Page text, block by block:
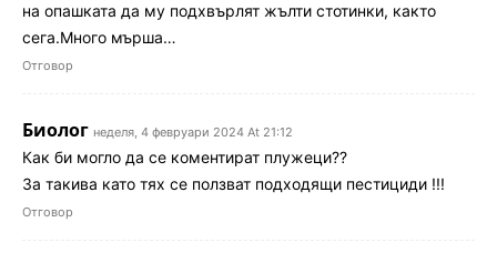
на опашката да му подхвърлят жълти стотинки, както
сега.Много мърша…
Отговор
Биолог неделя, 4 февруари 2024 At 21:12
Как би могло да се коментират плужеци??
За такива като тях се ползват подходящи пестициди !!!
Отговор